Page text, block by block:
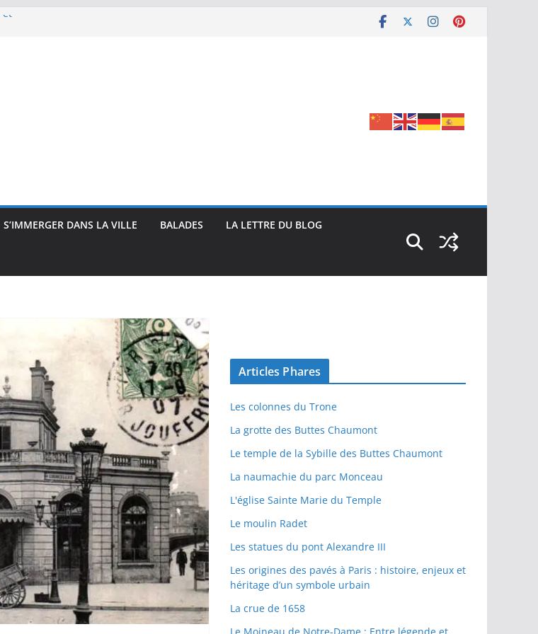
et
visages
S’IMMERGER DANS LA VILLE BALADES LA LETTRE DU BLOG
Articles Phares
Les colonnes du Trone
La grotte des Buttes Chaumont
Le temple de la Sybille des Buttes Chaumont
La naumachie du parc Monceau
L'église Sainte Marie du Temple
Le moulin Radet
Les statues du pont Alexandre III
Les origines des pavés à Paris : histoire, enjeux et
héritage d’un symbole urbain
La crue de 1658
Le Moineau de Notre-Dame : Entre légende et